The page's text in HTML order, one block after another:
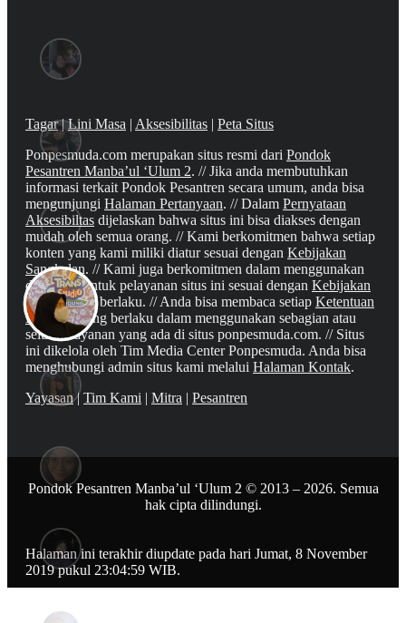
Tagar|Lini Masa | Aksesibilitas | Peta Situs
Ponpesmuda.com merupakan situs resmi dari Pondok
Pesantren Manba’ul ‘Ulum 2. // Jika anda membutuhkan
informasi terkait Pondok Pesantren secara umum, anda bisa
mengunjungi Halaman Pertanyaan. // Dalam Pernyataan
Aksesibiltas dijelaskan bahwa situs ini bisa diakses dengan
mudah oleh semua orang. // Kami berkomitmen bahwa setiap
konten yang kami miliki diatur sesuai dengan Kebijakan
Sangkalan. // Kami juga berkomitmen dalam menggunakan
data anda untuk pelayanan situs ini sesuai dengan Kebijakan
Privasiyang berlaku. // Anda bisa membaca setiap Ketentuan
Layananyang berlaku dalam menggunakan sebagian atau
seluruh layanan yang ada di situs ponpesmuda.com. // Situs
ini dikelola oleh Tim Media Center Ponpesmuda. Anda bisa
menghubungi admin situs kami melalui Halaman Kontak.
Yayasan|Tim Kami | Mitra | Pesantren
Pondok Pesantren Manba’ul ‘Ulum 2 © 2013 – 2026. Semua
hak cipta dilindungi.
Halaman ini terakhir diupdate pada hari Jumat, 8 November
2019 pukul 23:04:59 WIB.